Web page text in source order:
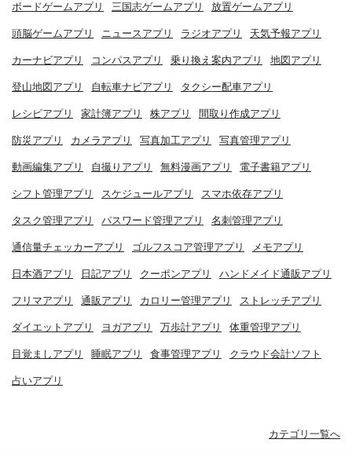
ボードゲームアプリ 三国志ゲームアプリ 放置ゲームアプリ
頭脳ゲームアプリ ニュースアプリ ラジオアプリ 天気予報アプリ
カーナビアプリ コンパスアプリ 乗り換え案内アプリ 地図アプリ
登山地図アプリ 自転車ナビアプリ タクシー配車アプリ
レシピアプリ 家計簿アプリ 株アプリ 間取り作成アプリ
防災アプリ カメラアプリ 写真加工アプリ 写真管理アプリ
動画編集アプリ 自撮りアプリ 無料漫画アプリ 電子書籍アプリ
シフト管理アプリ スケジュールアプリ スマホ依存アプリ
タスク管理アプリ パスワード管理アプリ 名刺管理アプリ
通信量チェッカーアプリ ゴルフスコア管理アプリ メモアプリ
日本酒アプリ 日記アプリ クーポンアプリ ハンドメイド通販アプリ
フリマアプリ 通販アプリ カロリー管理アプリ ストレッチアプリ
ダイエットアプリ ヨガアプリ 万歩計アプリ 体重管理アプリ
目覚ましアプリ 睡眠アプリ 食事管理アプリ クラウド会計ソフト
占いアプリ
カテゴリ一覧へ